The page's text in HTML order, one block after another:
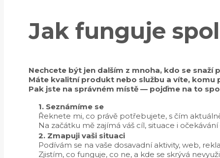
Jak funguje
Nechcete být jen dalším z mnoha, kdo se snaží
Máte kvalitní produkt nebo službu a víte, komu
Pak jste na správném místě — pojďme na to
1. Seznámíme se
Řeknete mi, co právě potřebujete, s čím
Na začátku mě zajímá váš cíl, situace i
2. Zmapuji vaši situaci
Podívám se na vaše dosavadní aktivity, web,
Zjistím, co funguje, co ne, a kde se skrývá